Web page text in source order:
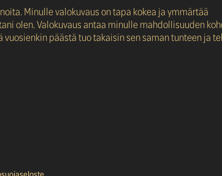
Minulle valokuvaus on tapa kokea ja ymmärtää
olen. Valokuvaus antaa minulle mahdollisuuden
päästä tuo takaisin sen saman tunteen ja